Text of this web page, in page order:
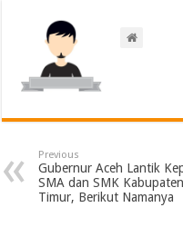
Previous
Gubernur Aceh Lantik
SMA dan SMK
Timur, Berikut Namanya